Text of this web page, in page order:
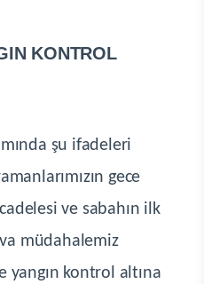
KONTROL
şu ifadeleri
gece
ve sabahın ilk
müdahalemiz
yangın kontrol altına